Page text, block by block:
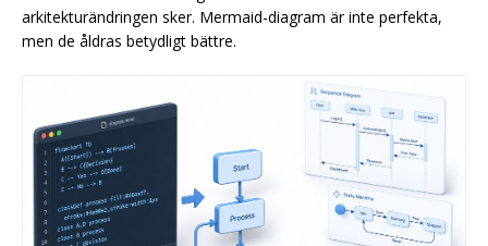
arkitekturändringen sker. Mermaid-diagram är inte perfekta,
men de åldras betydligt bättre.